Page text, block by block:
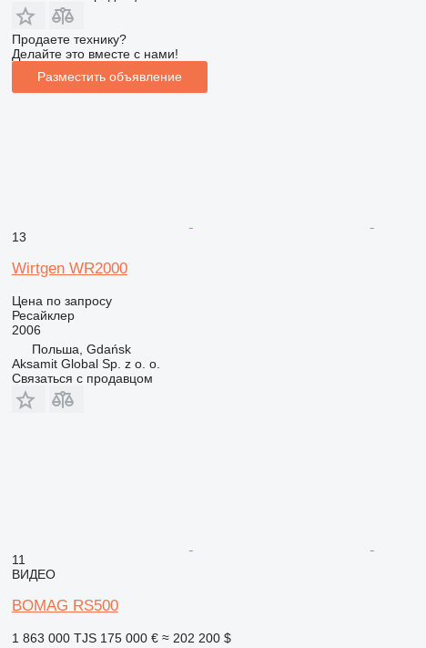
Продаете технику?
Делайте это вместе с нами!
Разместить объявление
13
Wirtgen WR2000
Цена по запросу
Ресайклер
2006
Польша, Gdańsk
Aksamit Global Sp. z o. o.
Связаться с продавцом
11
ВИДЕО
BOMAG RS500
1 863 000 TJS 175 000 € ≈ 202 200 $